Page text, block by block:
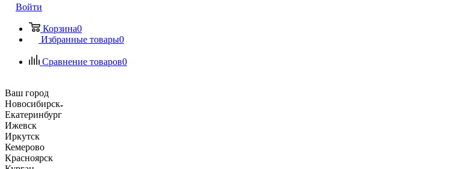
Войти
Корзина0
Избранные товары0
Сравнение товаров0
Ваш город
Новосибирск
Екатеринбург
Ижевск
Иркутск
Кемерово
Красноярск